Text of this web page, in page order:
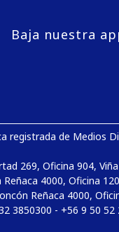
Baja nuestra
registrada de Medios
269, Oficina 904,
Reñaca 4000, Oficina
Reñaca 4000,
3850300 - +56 9 50 52